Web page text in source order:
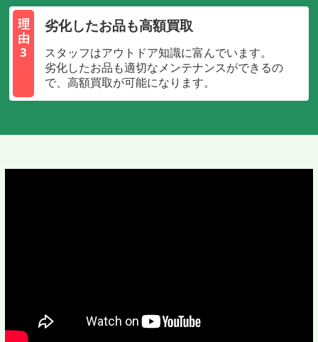
理
由
3
劣化したお品も高額買取
スタッフはアウトドア知識に富んでいます。
劣化したお品も適切なメンテナンスができるの
で、高額買取が可能になります。